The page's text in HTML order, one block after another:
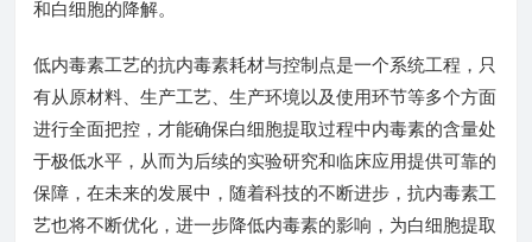
和白细胞的降解。
低内毒素工艺的抗内毒素耗材与控制点是一个系统工程，只
有从原材料、生产工艺、生产环境以及使用环节等多个方面
进行全面把控，才能确保白细胞提取过程中内毒素的含量处
于极低水平，从而为后续的实验研究和临床应用提供可靠的
保障，在未来的发展中，随着科技的不断进步，抗内毒素工
艺也将不断优化，进一步降低内毒素的影响，为白细胞提取